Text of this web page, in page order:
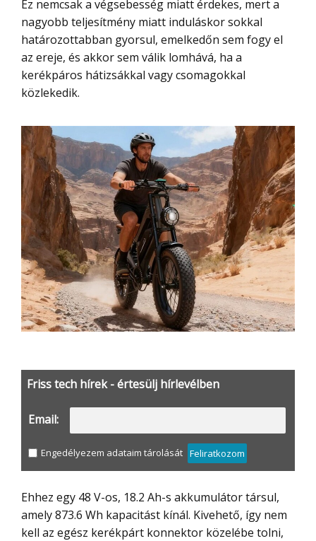
Ez nemcsak a végsebesség miatt érdekes, mert a
nagyobb teljesítmény miatt induláskor sokkal
határozottabban gyorsul, emelkedőn sem fogy el
az ereje, és akkor sem válik lomhává, ha a
kerékpáros hátizsákkal vagy csomagokkal
közlekedik.
Friss tech hírek - értesülj hírlevélben
Email:
Engedélyezem adataim tárolását Feliratkozom
Ehhez egy 48 V-os, 18.2 Ah-s akkumulátor társul,
amely 873.6 Wh kapacitást kínál. Kivehető, így nem
kell az egész kerékpárt konnektor közelébe tolni,